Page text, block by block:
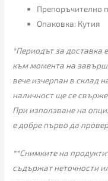
Препоръчително
Опаковка: Кутия
*Периодът за доставка
към момента на
вече изчерпан в склад
наличност ще се
При използване на
е добре първо да
**Снимките на
съдържат неточности